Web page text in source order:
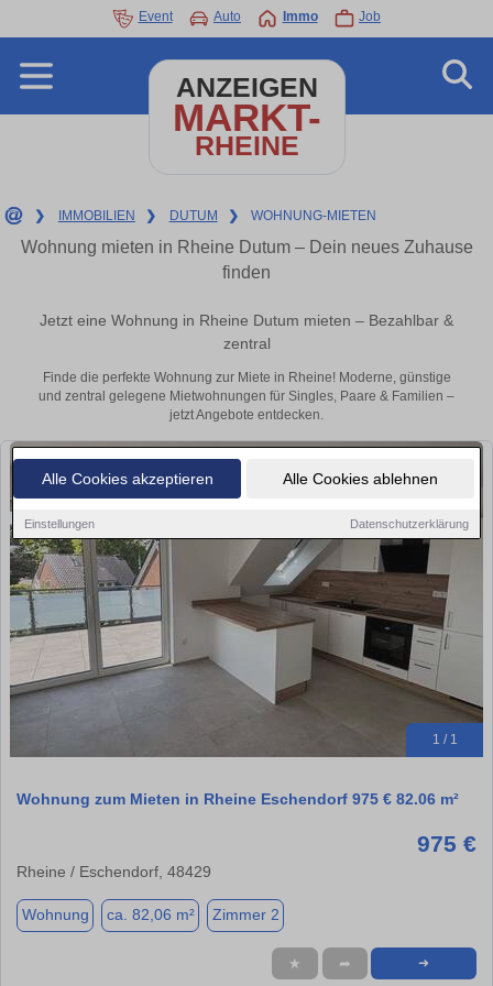
Alle Cookies akzeptieren Alle Cookies ablehnen
Einstellungen Datenschutzerklärung
Event Auto Immo Job
ANZEIGEN
MARKT-
RHEINE
❯ IMMOBILIEN ❯ DUTUM ❯ WOHNUNG-MIETEN
Wohnung mieten in Rheine Dutum – Dein neues Zuhause
finden
Jetzt eine Wohnung in Rheine Dutum mieten – Bezahlbar &
zentral
Finde die perfekte Wohnung zur Miete in Rheine! Moderne, günstige
und zentral gelegene Mietwohnungen für Singles, Paare & Familien –
jetzt Angebote entdecken.
1 / 1
Wohnung zum Mieten in Rheine Eschendorf 975 € 82.06 m²
975 €
Rheine / Eschendorf, 48429
Wohnung ca. 82,06 m² Zimmer 2
★ ➦ ➜